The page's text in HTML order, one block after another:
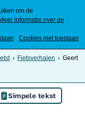
om de
Meer informatie over de
Cookies niet toestaan
Fietsverhalen
Geert
Simpele tekst